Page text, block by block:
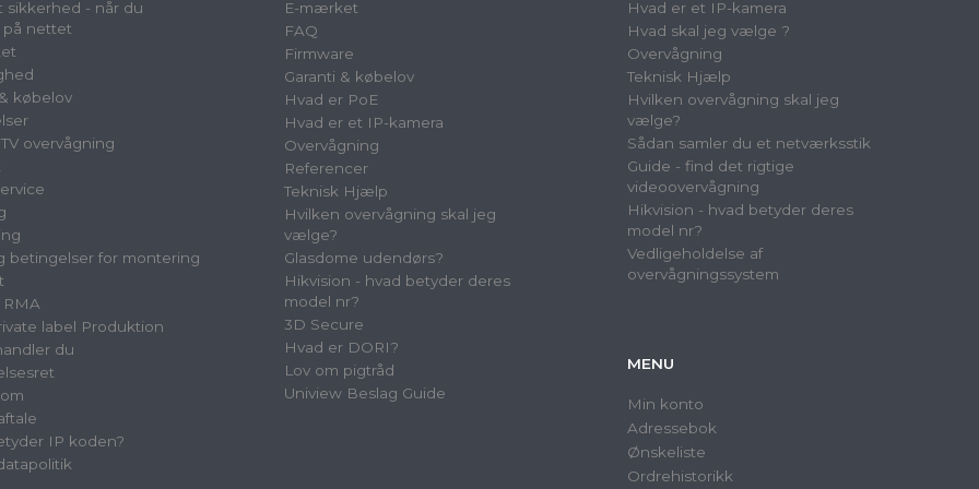
sikkerhed - når du
på nettet
købelov
overvågning
betingelser for montering
RMA
label Produktion
du
IP koden?
E-mærket
FAQ
Firmware
Garanti & købelov
Hvad er PoE
Hvad er et IP-kamera
Overvågning
Referencer
Teknisk Hjælp
Hvilken overvågning skal jeg
vælge?
Glasdome udendørs?
Hikvision - hvad betyder deres
model nr?
3D Secure
Hvad er DORI?
Lov om pigtråd
Uniview Beslag Guide
Hvad er et IP-kamera
Hvad skal jeg vælge ?
Overvågning
Teknisk Hjælp
Hvilken overvågning skal jeg
vælge?
Sådan samler du et netværksstik
Guide - find det rigtige
videoovervågning
Hikvision - hvad betyder deres
model nr?
Vedligeholdelse af
overvågningssystem
MENU
Min konto
Adressebok
Ønskeliste
Ordrehistorikk